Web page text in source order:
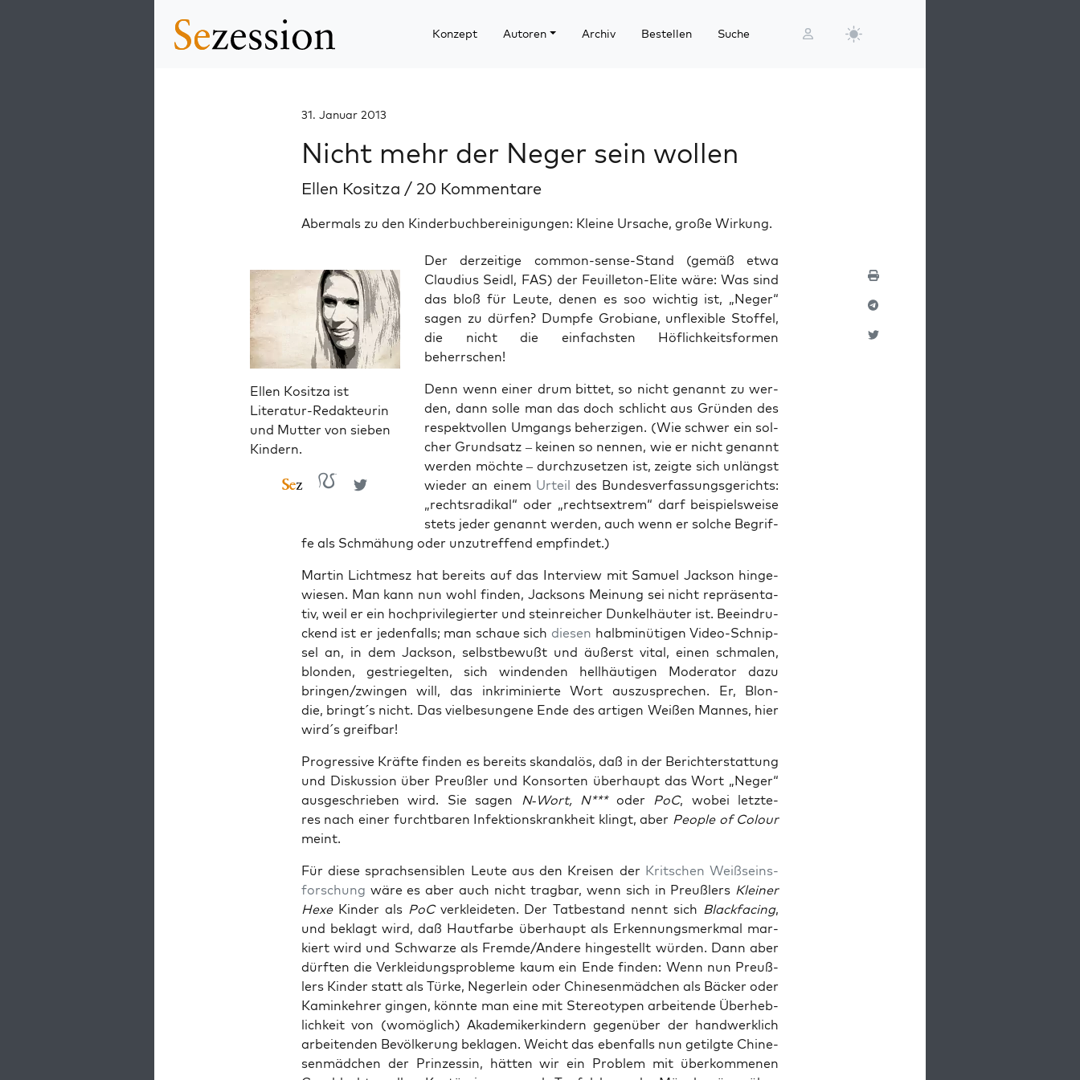
Konzept Autoren Archiv Bestellen Suche
31. Januar 2013
Nicht mehr der Neger sein wollen
Ellen Kositza / 20 Kommentare
Abermals zu den Kinderbuchbereinigungen: Kleine Ursache, große Wirkung.
Ellen Kositza ist
Literatur-Redakteurin
und Mutter von sieben
Kindern.
Der der­zei­ti­ge com­mon-sen­se-Stand (gemäß etwa
Clau­di­us Seidl, FAS) der Feuil­le­ton-Eli­te wäre: Was sind
das bloß für Leu­te, denen es soo wich­tig ist, „Neger“
sagen zu dür­fen? Dump­fe Gro­bia­ne, unfle­xi­ble Stof­fel,
die nicht die ein­fachs­ten Höf­lich­keits­for­men
beherrschen!
Denn wenn einer drum bit­tet, so nicht genannt zu wer­
den, dann sol­le man das doch schlicht aus Grün­den des
respekt­vol­len Umgangs beher­zi­gen. (Wie schwer ein sol­
cher Grund­satz – kei­nen so nen­nen, wie er nicht genannt
wer­den möch­te – durch­zu­set­zen ist, zeig­te sich unlängst
wie­der an einem Urteil des Bun­des­ver­fas­sungs­ge­richts:
„rechts­ra­di­kal“ oder „rechts­extrem“ darf bei­spiels­wei­se
stets jeder genannt wer­den, auch wenn er sol­che Begrif­
fe als Schmä­hung oder unzu­tref­fend empfindet.)
Mar­tin Licht­mesz hat bereits auf das Inter­view mit Samu­el Jack­son hin­ge­
wie­sen. Man kann nun wohl fin­den, Jack­sons Mei­nung sei nicht reprä­sen­ta­
tiv, weil er ein hoch­pri­vi­le­gier­ter und stein­rei­cher Dun­kel­häu­ter ist. Beein­dru­
ckend ist er jeden­falls; man schaue sich die­sen halb­mi­nü­ti­gen Video-Schnip­
sel an, in dem Jack­son, selbst­be­wußt und äußerst vital, einen schma­len,
blon­den, gestrie­gel­ten, sich win­den­den hell­häu­ti­gen Mode­ra­tor dazu
bringen/zwingen will, das inkri­mi­nier­te Wort aus­zu­spre­chen. Er, Blon­
die, bringt´s nicht. Das viel­be­sun­ge­ne Ende des arti­gen Wei­ßen Man­nes, hier
wird´s greifbar!
Pro­gres­si­ve Kräf­te fin­den es bereits skan­da­lös, daß in der Bericht­erstat­tung
und Dis­kus­si­on über Preuß­ler und Kon­sor­ten über­haupt das Wort „Neger“
aus­ge­schrie­ben wird. Sie sagen N‑Wort, N***oder PoC, wobei letz­te­
res nach einer furcht­ba­ren Infek­ti­ons­krank­heit klingt, aber Peo­p­le of Colour
meint.
Für die­se sprach­sen­si­blen Leu­te aus den Krei­sen der Krit­schen Weiß­seins­
for­schung wäre es aber auch nicht trag­bar, wenn sich in Preuß­lers Klei­ner
HexeKin­der alsPoCver­klei­de­ten. Der Tat­be­stand nennt sich Black­fa­cing,
und beklagt wird, daß Haut­far­be über­haupt als Erken­nungs­merk­mal mar­
kiert wird und Schwar­ze als Fremde/Andere hin­ge­stellt wür­den. Dann aber
dürf­ten die Ver­klei­dungs­pro­ble­me kaum ein Ende fin­den: Wenn nun Preuß­
lers Kin­der statt als Tür­ke, Neger­lein oder Chi­ne­sen­mäd­chen als Bäcker oder
Kamin­keh­rer gin­gen, könn­te man eine mit Ste­reo­ty­pen arbei­ten­de Über­heb­
lich­keit von (womög­lich) Aka­de­mi­ker­kin­dern gegen­über der hand­werk­lich
arbei­ten­den Bevöl­ke­rung bekla­gen. Weicht das eben­falls nun getilg­te Chi­ne­
sen­mäd­chen der Prin­zes­sin, hät­ten wir ein Pro­blem mit über­kom­me­nen